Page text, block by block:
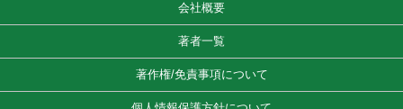
会社概要
著者一覧
著作権/免責事項について